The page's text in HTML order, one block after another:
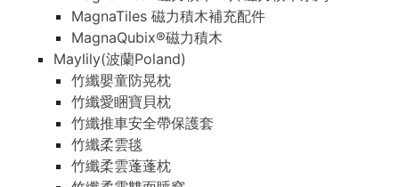
MagnaTiles 磁力積木補充配件
MagnaQubix®磁力積木
Maylily(波蘭Poland)
竹纖嬰童防晃枕
竹纖愛睏寶貝枕
竹纖推車安全帶保護套
竹纖柔雲毯
竹纖柔雲蓬蓬枕